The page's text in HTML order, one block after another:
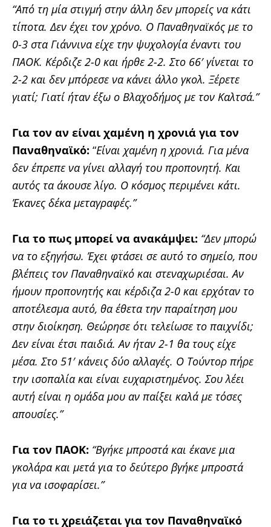
“Από τη μία στιγμή στην άλλη δεν μπορείς να κάτι
τίποτα. Δεν έχει τον χρόνο. Ο Παναθηναϊκός με το
0-3 στα Γιάννινα είχε την ψυχολογία έναντι του
ΠΑΟΚ. Κέρδιζε 2-0 και ήρθε 2-2. Στο 66′ γίνεται το
2-2 και δεν μπόρεσε να κάνει άλλο γκολ. Ξέρετε
γιατί; Γιατί ήταν έξω ο Βλαχοδήμος με τον Καλτσά.”
Για τον αν είναι χαμένη η χρονιά για τον
Παναθηναϊκό: “Είναι χαμένη η χρονιά. Για μένα
δεν έπρεπε να γίνει αλλαγή του προπονητή. Και
αυτός τα άκουσε λίγο. Ο κόσμος περιμένει κάτι.
Έκανες δέκα μεταγραφές.”
Για το πως μπορεί να ανακάμψει: “Δεν μπορώ
να το εξηγήσω. Έχει φτάσει σε αυτό το σημείο, που
βλέπεις τον Παναθηναϊκό και στεναχωριέσαι. Αν
ήμουν προπονητής και κέρδιζα 2-0 και ερχόταν το
αποτέλεσμα αυτό, θα έθετα την παραίτηση μου
στην διοίκηση. Θεώρησε ότι τελείωσε το παιχνίδι;
Δεν είναι έτσι παιδιά. Αν ήταν 2-1 θα τους είχε
μέσα. Στο 51′ κάνεις δύο αλλαγές. Ο Τούντορ πήρε
την ισοπαλία και είναι ευχαριστημένος. Σου λέει
αυτή είναι η ομάδα μου αν παίξει καλά με τόσες
απουσίες.”
Για τον ΠΑΟΚ: “Βγήκε μπροστά και έκανε μια
γκολάρα και μετά για το δεύτερο βγήκε μπροστά
για να ισοφαρίσει.”
Για το τι χρειάζεται για τον Παναθηναϊκό